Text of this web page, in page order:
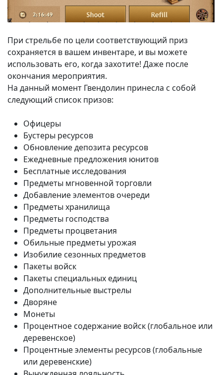
При стрельбе по цели соответствующий приз
сохраняется в вашем инвентаре, и вы можете
использовать его, когда захотите! Даже после
окончания мероприятия.
На данный момент Гвендолин принесла с собой
следующий список призов:
Офицеры
Бустеры ресурсов
Обновление депозита ресурсов
Ежедневные предложения юнитов
Бесплатные исследования
Предметы мгновенной торговли
Добавление элементов очереди
Предметы хранилища
Предметы господства
Предметы процветания
Обильные предметы урожая
Изобилие сезонных предметов
Пакеты войск
Пакеты специальных единиц
Дополнительные выстрелы
Дворяне
Монеты
Процентное содержание войск (глобальное или
деревенское)
Процентные элементы ресурсов (глобальные
или деревенские)